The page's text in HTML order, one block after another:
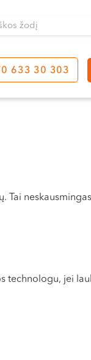
633 30 303
Tai
jei